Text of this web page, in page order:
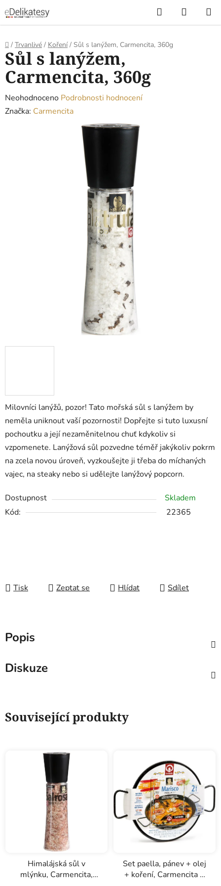
na
obsah
Hledat
KOŠÍK
Domů
/ Trvanlivé / Koření / Sůl s lanýžem, Carmencita, 360g
Milovníci lanýžů, pozor! Tato mořská sůl s lanýžem by
neměla uniknout vaší pozornosti! Dopřejte si tuto luxusní
pochoutku a její nezaměnitelnou chuť kdykoliv si
vzpomenete. Lanýžová sůl pozvedne téměř jakýkoliv pokrm
na zcela novou úroveň, vyzkoušejte ji třeba do míchaných
vajec, na steaky nebo si udělejte lanýžový popcorn.
Dostupnost
Skladem
Kód:
22365
Tisk Zeptat se Hlídat Sdílet
Sůl s lanýžem,
Carmencita, 360g
Průměrné
hodnocení
Neohodnoceno Podrobnosti hodnocení
Značka: Carmencita
Popis
Diskuze
Související produkty
Himalájská sůl v
mlýnku, Carmencita,
Set paella, pánev + olej
+ koření, Carmencita 2